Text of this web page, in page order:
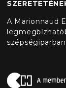
A Marionnaud